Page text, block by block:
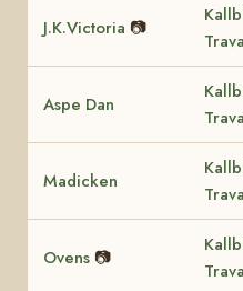
J.K.Victoria 📷
Aspe Dan
Madicken
Ovens 📷